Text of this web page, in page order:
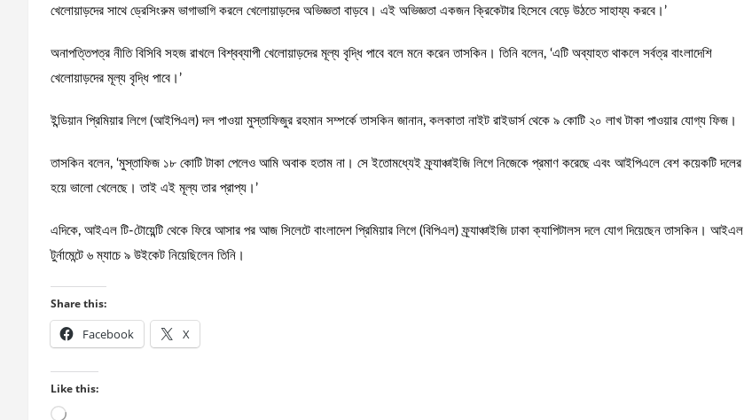
খেলোয়াড়দের সাথে ড্রেসিংরুম ভাগাভাগি করলে খেলোয়াড়দের অভিজ্ঞতা বাড়বে। এই অভিজ্ঞতা একজন ক্রিকেটার হিসেবে বেড়ে উঠতে সাহায্য করবে।’
অনাপত্তিপত্র নীতি বিসিবি সহজ রাখলে বিশ্বব্যাপী খেলোয়াড়দের মূল্য বৃদ্ধি পাবে বলে মনে করেন তাসকিন। তিনি বলেন, ‘এটি অব্যাহত থাকলে সর্বত্র বাংলাদেশি
খেলোয়াড়দের মূল্য বৃদ্ধি পাবে।’
ইন্ডিয়ান প্রিমিয়ার লিগে (আইপিএল) দল পাওয়া মুস্তাফিজুর রহমান সম্পর্কে তাসকিন জানান, কলকাতা নাইট রাইডার্স থেকে ৯ কোটি ২০ লাখ টাকা পাওয়ার যোগ্য ফিজ।
তাসকিন বলেন, ‘মুস্তাফিজ ১৮ কোটি টাকা পেলেও আমি অবাক হতাম না। সে ইতোমধ্যেই ফ্র্যাঞ্চাইজি লিগে নিজেকে প্রমাণ করেছে এবং আইপিএলে বেশ কয়েকটি দলের
হয়ে ভালো খেলেছে। তাই এই মূল্য তার প্রাপ্য।’
এদিকে, আইএল টি-টোয়েন্টি থেকে ফিরে আসার পর আজ সিলেটে বাংলাদেশ প্রিমিয়ার লিগে (বিপিএল) ফ্র্যাঞ্চাইজি ঢাকা ক্যাপিটালস দলে যোগ দিয়েছেন তাসকিন। আইএল
টুর্নামেন্টে ৬ ম্যাচে ৯ উইকেট নিয়েছিলেন তিনি।
Share this:
Facebook X
Like this:
Loading…